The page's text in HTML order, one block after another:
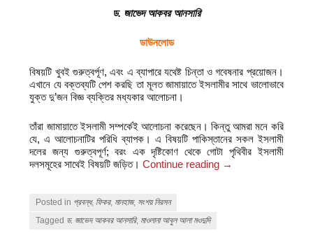
ড. জাভেদ আকবর আনসারি
ডাউনলোড
বিষয়টি খুবই গুরুত্বর্পূণ, এবং এ ব্যাপারে যথেষ্ট চিন্তা ও গবেষনার প্রয়োজন।
এখানে যে বক্তব্যটি পেশ করছি তা মূলত জামায়াতে ইসলামীর সাথে ভালোভাবে
যুক্ত দু’জন বিজ্ঞ ব্যক্তির মধ্যকার আলোচনা।
তাঁরা জামায়াতে ইসলামী সম্পর্কেই আলোচনা করেছেন। কিন্তু আমরা মনে করি
যে, এ আলোচনাটির পরিধি ব্যাপক। এ বিষয়টি পাকিস্তানের সকল ইসলামী
দলের জন্য গুরুত্বপূর্ণ; বরং এক দৃষ্টিকোণ থেকে গোটা পৃথিবীর ইসলামী
দলসমূহের সাথেই বিষয়টি জড়িত।Continue reading →
Posted in প্রবন্ধ, ফিকর, মানহাজ, সংশয় নিরসন
Tagged ড. জাভেদ আকবর আনসারি, মাওলানা আবুল আলা মওদুদি